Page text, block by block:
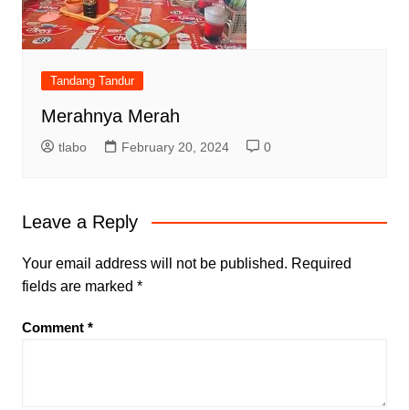
Tandang Tandur
Merahnya Merah
tlabo February 20, 2024 0
Leave a Reply
Your email address will not be published. Required
fields are marked *
Comment *